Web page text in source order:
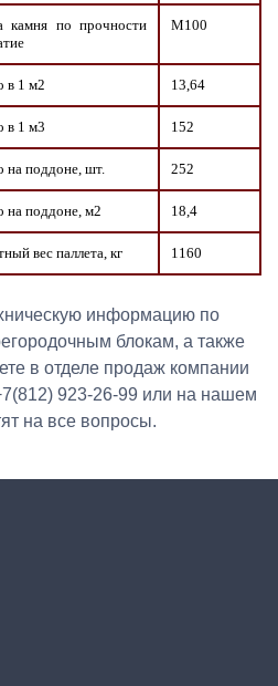
камня по прочности
М100
в 1 м2 13,64
в 1 м3 152
на поддоне, шт. 252
на поддоне, м2 18,4
вес паллета, кг 1160
информацию по
блокам, а также
в отделе продаж компании
923-26-99 или на нашем
на все вопросы.